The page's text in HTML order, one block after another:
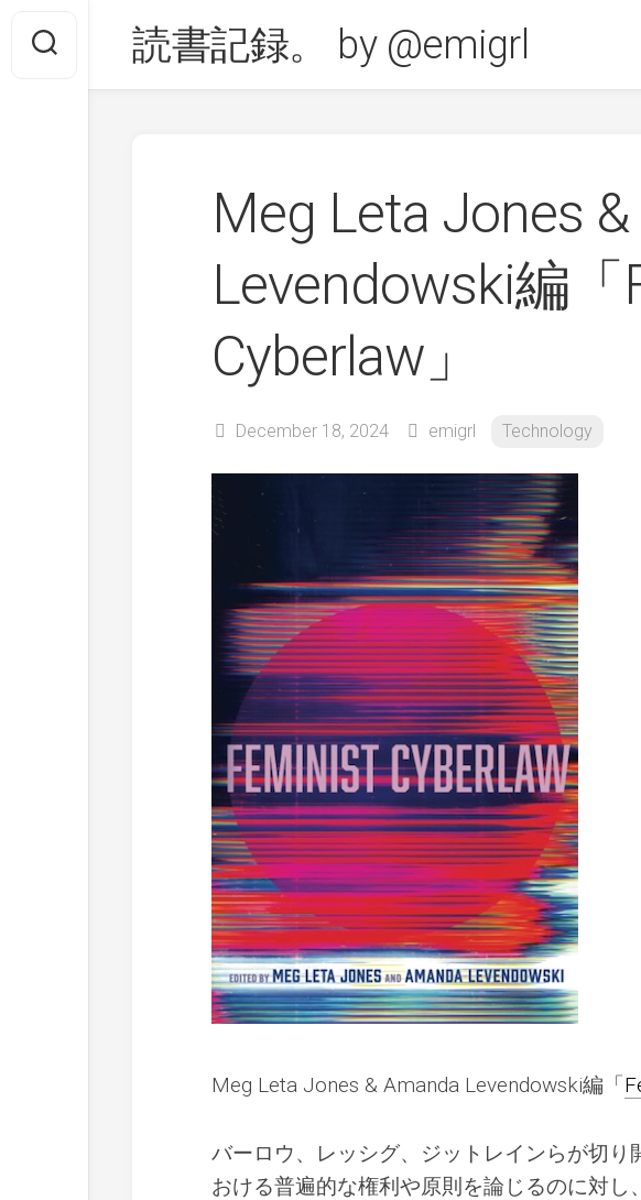
content
読書記録。 by @emigrl
Meg Leta Jones
Levendowski編
Cyberlaw」
December 18, 2024 emigrl Technology
Meg Leta Jones & Amanda Levendowski編「
バーロウ、レッシグ、ジットレインらが切
おける普遍的な権利や原則を論じるのに対